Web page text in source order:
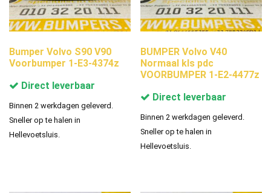
Bumper Volvo S90 V90
Voorbumper 1-E3-4374z
Direct leverbaar
Binnen 2 werkdagen geleverd.
Sneller op te halen in
Hellevoetsluis.
BUMPER Volvo V40
Normaal kls pdc
VOORBUMPER 1-E2-4477z
Direct leverbaar
Binnen 2 werkdagen geleverd.
Sneller op te halen in
Hellevoetsluis.